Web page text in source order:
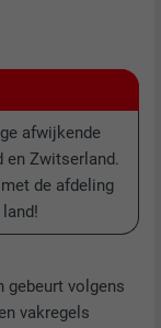
afwijkende
en Zwitserland.
de afdeling
gebeurt volgens
vakregels